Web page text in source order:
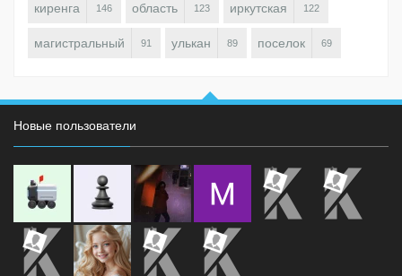
киренга 146 область 123 иркутская 122
магистральный 91 улькан 89 поселок 69
Новые пользователи